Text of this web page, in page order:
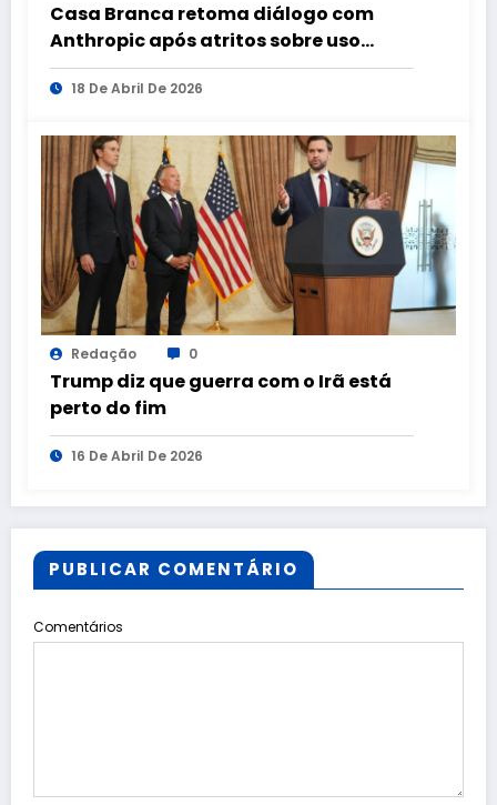
Casa Branca retoma diálogo com
Anthropic após atritos sobre uso
militar de IA
18 De Abril De 2026
Redação 0
Trump diz que guerra com o Irã está
perto do fim
16 De Abril De 2026
PUBLICAR COMENTÁRIO
Comentários